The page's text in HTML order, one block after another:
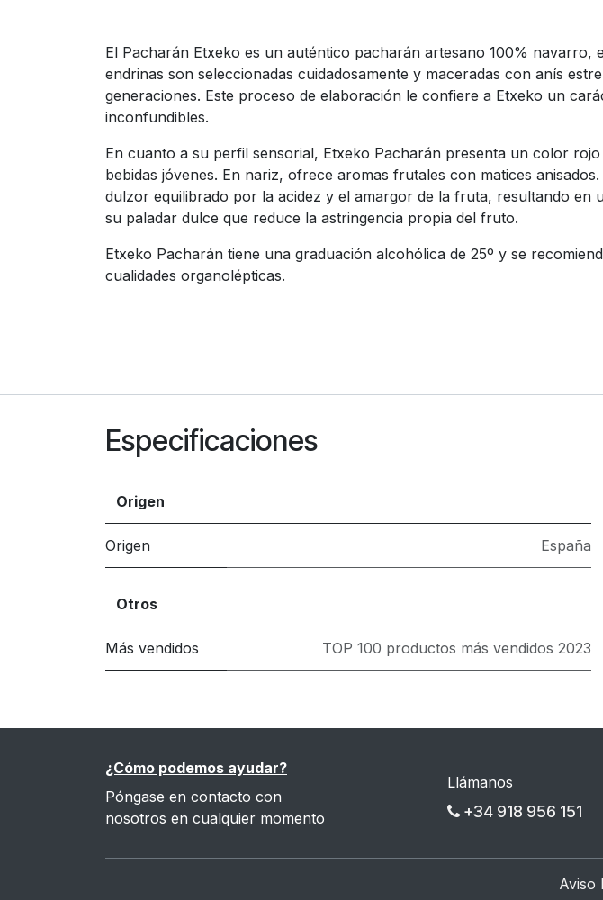
El Pacharán Etxeko es un auténtico pacharán artesano 100%
endrinas son seleccionadas cuidadosamente y maceradas con anís
generaciones. Este proceso de elaboración le confiere a Etxeko un
inconfundibles.
En cuanto a su perfil sensorial, Etxeko Pacharán presenta un color
bebidas jóvenes. En nariz, ofrece aromas frutales con matices
dulzor equilibrado por la acidez y el amargor de la fruta, resultando
su paladar dulce que reduce la astringencia propia del fruto.
Etxeko Pacharán tiene una graduación alcohólica de 25º y se
cualidades organolépticas.
Especificaciones
Origen
Origen España
Otros
Más vendidos TOP 100 productos más vendidos 2023
¿Cómo podemos ayudar?
Póngase en contacto con
nosotros en cualquier momento
Llámanos
+34 918 956 151
Aviso